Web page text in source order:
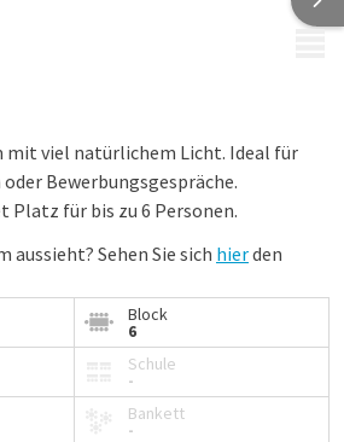
mit viel natürlichem Licht. Ideal für
Bewerbungsgespräche.
für bis zu 6 Personen.
aussieht? Sehen Sie sich hierden
Block
6
Schule
-
Bankett
-